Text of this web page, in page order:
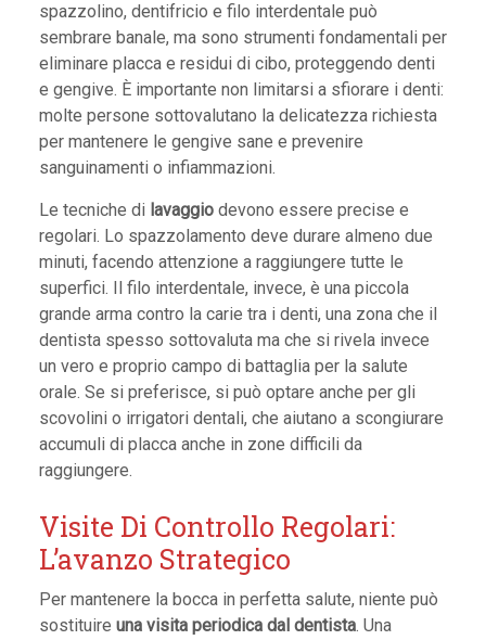
spazzolino, dentifricio e filo interdentale può
sembrare banale, ma sono strumenti fondamentali per
eliminare placca e residui di cibo, proteggendo denti
e gengive. È importante non limitarsi a sfiorare i denti:
molte persone sottovalutano la delicatezza richiesta
per mantenere le gengive sane e prevenire
sanguinamenti o infiammazioni.
Le tecniche di lavaggio devono essere precise e
regolari. Lo spazzolamento deve durare almeno due
minuti, facendo attenzione a raggiungere tutte le
superfici. Il filo interdentale, invece, è una piccola
grande arma contro la carie tra i denti, una zona che il
dentista spesso sottovaluta ma che si rivela invece
un vero e proprio campo di battaglia per la salute
orale. Se si preferisce, si può optare anche per gli
scovolini o irrigatori dentali, che aiutano a scongiurare
accumuli di placca anche in zone difficili da
raggiungere.
Visite Di Controllo Regolari:
L’avanzo Strategico
Per mantenere la bocca in perfetta salute, niente può
sostituire una visita periodica dal dentista. Una